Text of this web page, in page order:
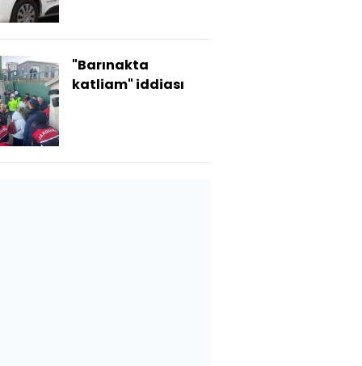
"Barınakta
katliam" iddiası